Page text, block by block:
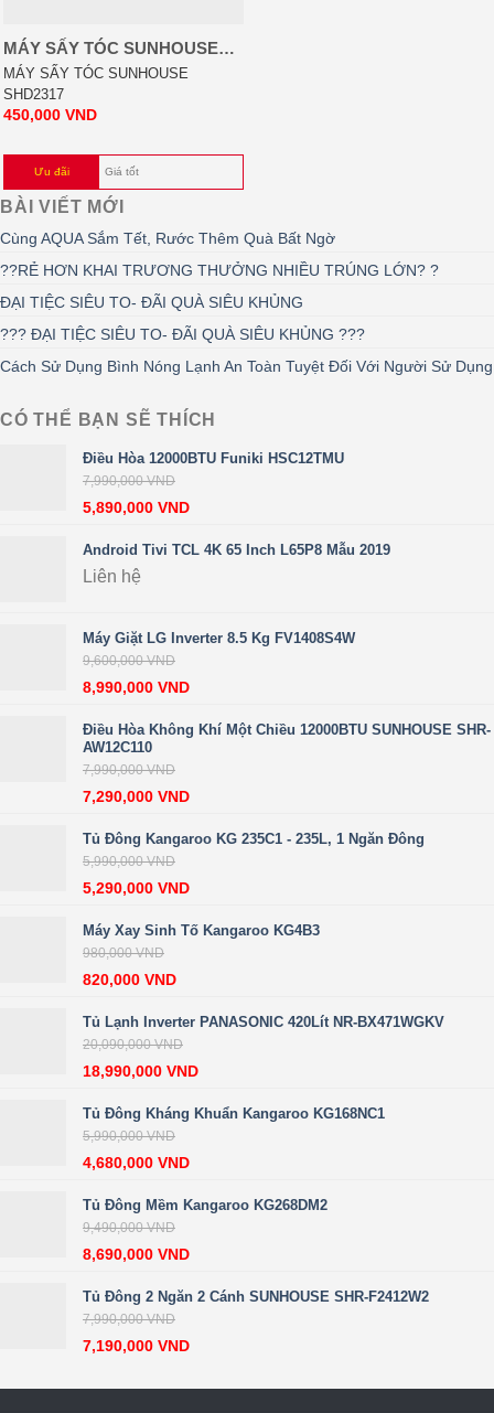
MÁY SẤY TÓC SUNHOUSE
SHD2317
MÁY SẤY TÓC SUNHOUSE
SHD2317
450,000 VND
Ưu đãi Giá tốt
BÀI VIẾT MỚI
Cùng AQUA Sắm Tết, Rước Thêm Quà Bất Ngờ
??RẺ HƠN KHAI TRƯƠNG THƯỞNG NHIỀU TRÚNG LỚN? ?
ĐẠI TIỆC SIÊU TO- ĐÃI QUÀ SIÊU KHỦNG
??? ĐẠI TIỆC SIÊU TO- ĐÃI QUÀ SIÊU KHỦNG ???
Cách Sử Dụng Bình Nóng Lạnh An Toàn Tuyệt Đối Với Người Sử Dụng
CÓ THỂ BẠN SẼ THÍCH
Điều Hòa 12000BTU Funiki HSC12TMU
7,990,000VND
5,890,000 VND
Android Tivi TCL 4K 65 Inch L65P8 Mẫu 2019
Liên hệ
Máy Giặt LG Inverter 8.5 Kg FV1408S4W
9,600,000VND
8,990,000 VND
Điều Hòa Không Khí Một Chiều 12000BTU SUNHOUSE SHR-
AW12C110
7,990,000VND
7,290,000 VND
Tủ Đông Kangaroo KG 235C1 - 235L, 1 Ngăn Đông
5,990,000VND
5,290,000 VND
Máy Xay Sinh Tố Kangaroo KG4B3
980,000VND
820,000 VND
Tủ Lạnh Inverter PANASONIC 420Lít NR-BX471WGKV
20,090,000VND
18,990,000 VND
Tủ Đông Kháng Khuẩn Kangaroo KG168NC1
5,990,000VND
4,680,000 VND
Tủ Đông Mềm Kangaroo KG268DM2
9,490,000VND
8,690,000 VND
Tủ Đông 2 Ngăn 2 Cánh SUNHOUSE SHR-F2412W2
7,990,000VND
7,190,000 VND